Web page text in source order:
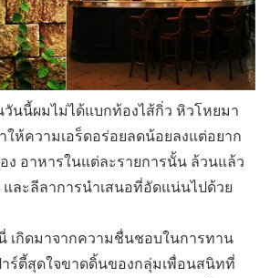
วันนี้ผมไม่ได้แบกท้องไส้กิ่ว หิวโหยมา
ห้ความเอร็ดอร่อยลดน้อยลงแต่อยาก
ง อาหารในแต่ละรายการนั้น ล้วนแล้ว
และลีลาการนำเสนอที่อัดแน่นไปด้วย
เกิดมาจากความชื่นชอบในการทาน
ร์ตี้สุดใจขาดดิ้นของกลุ่มเพื่อนสนิทที่